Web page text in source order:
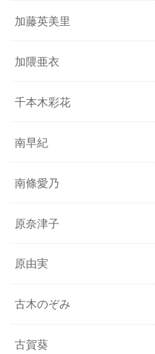
加藤英美里
加隈亜衣
千本木彩花
南早紀
南條愛乃
原奈津子
原由実
古木のぞみ
古賀葵